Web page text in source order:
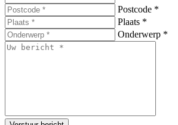
Postcode *
Plaats *
Onderwerp *